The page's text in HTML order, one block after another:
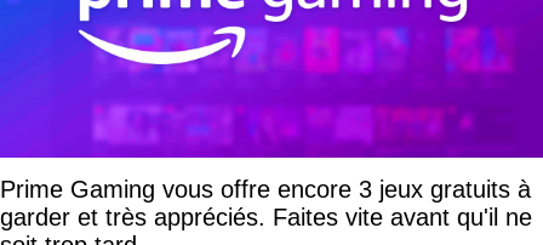
Prime Gaming vous offre encore 3 jeux gratuits à
garder et très appréciés. Faites vite avant qu'il ne